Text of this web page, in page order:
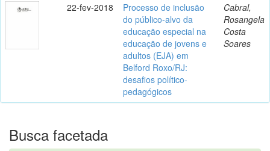
22-fev-2018
Processo de inclusão
do público-alvo da
educação especial na
educação de jovens e
adultos (EJA) em
Belford Roxo/RJ:
desafios político-
pedagógicos
Cabral,
Rosangela
Costa
Soares
Busca facetada